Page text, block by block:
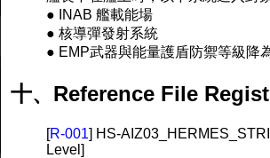
● INAB 艦載能場
● 核導彈發射系統
● EMP武器與能量護盾防禦等級降
十、Reference File
[R-001] HS-
Level]